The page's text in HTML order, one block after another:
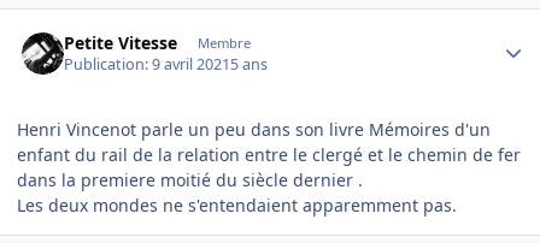
Petite Vitesse Membre
Publication:9 avril 20215 ans
Henri Vincenot parle un peu dans son livre Mémoires d'un
enfant du rail de la relation entre le clergé et le chemin de fer
dans la premiere moitié du siècle dernier .
Les deux mondes ne s'entendaient apparemment pas.